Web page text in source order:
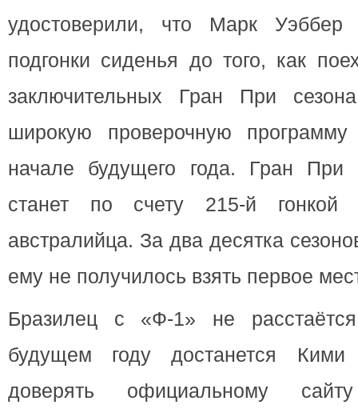
удостоверили, что Марк Уэббер
подгонки сиденья до того, как
заключительных Гран При
широкую проверочную
начале будущего года. Гран
станет по счету 215-й
австралийца. За два десятка
ему не получилось взять первое
Бразилец с «Ф-1» не
будущем году достанется Кими
доверять официальному